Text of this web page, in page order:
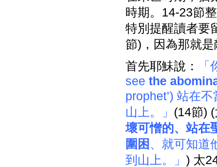
時期。14-23節
特別提醒讀者要
節)，因為那就
首先耶鮇說：
see the
prophet’) 站在
山上。」 (14節)
壞可憎的、站在
圍困 、就可知道
到山上。」 ) 太